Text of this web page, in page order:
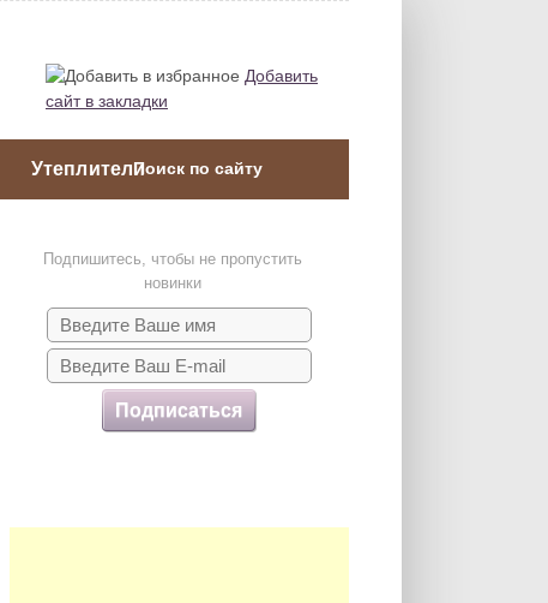
Добавить
сайт в закладки
Утеплители
Подпишитесь, чтобы не пропустить
новинки
Подписаться